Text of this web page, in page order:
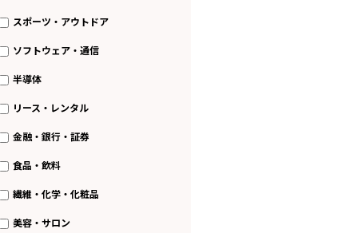
スポーツ・アウトドア
ソフトウェア・通信
半導体
リース・レンタル
金融・銀行・証券
食品・飲料
繊維・化学・化粧品
美容・サロン